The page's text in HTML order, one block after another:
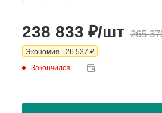
238 833 ₽/шт 265
Экономия 26 537 ₽
Закончился